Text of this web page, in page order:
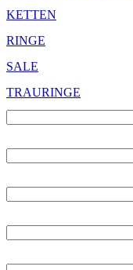
KETTEN
RINGE
SALE
TRAURINGE